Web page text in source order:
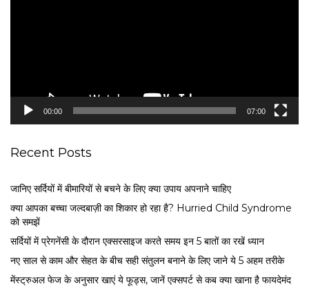
00:00 07:00
Recent Posts
जानिए सर्दियों में बीमारियों से बचने के लिए क्या उपाय अपनाने चाहिए
क्या आपका बच्चा जल्दबाज़ी का शिकार हो रहा है? Hurried Child Syndrome
को समझें
सर्द‍ियों में प्रेगनेंसी के दौरान एक्सरसाइज करते समय इन 5 बातों का रखें ध्यान
नए साल से काम और सेहत के बीच सही संतुलन बनाने के लिए जाने ये 5 अहम तरीके
मेंस्ट्रुअल फेज के अनुसार खाएं ये फूड्स, जानें एक्सपर्ट से कब क्या खाना है फायदेमंद